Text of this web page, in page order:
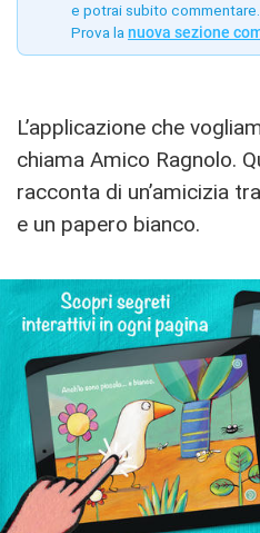
e potrai subito commentare.
Prova la nuova sezione
L’applicazione che
chiama Amico Ragnolo.
racconta di un’amicizia
e un papero bianco.